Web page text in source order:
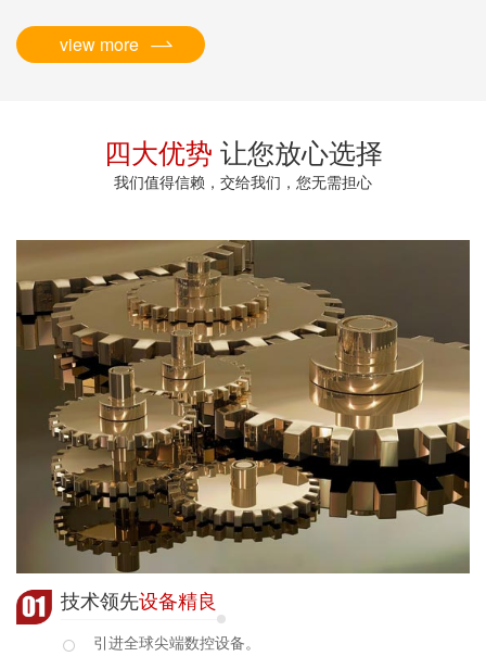
view more
四大优势 让您放心选择
我们值得信赖，交给我们，您无需担心
技术领先设备精良
引进全球尖端数控设备。